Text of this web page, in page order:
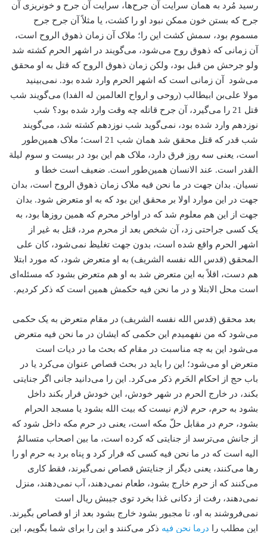
رسید مُرد به همان سرایت آن جرح‌ها، سرایت آن جرح و خونریزی آن
جرح که بستن خون ممکن نبود او را کشت، یا مثلاً آن جرح جرح
مسموم بود، سمش کشت این را؛ ملاک آن زمان ذهوق الروح است،
آن زمانی که ذهوق روح می‌شود، می‌گویند در اشهر الحرم کشته شد
ولو جرحش من قبل بود، ولکن زمان ذهوق الروح که قتل به او محقق
می‌شود آن زمانی است که اشهر الحرم وارد شده بود. نمی‌بینید
مولا علی‌بن ابیطالب (روحی و ارواح العالمین له الفدا) می‌گویند شب
قتل 21 را می‌گیرد، آن جرح قاتله چه وقت وارد شده بود؟ شب
نوزدهم وارد شده بود، نمی‌گوید شب نوزدهم کشته شد، می‌گویند
شب قدر که قتل محقق شد همان شب 21 است؛ ملاک همین‌طور
است، یعنی سه روز فرق دارد، ملاک هم این بود در بیست و سوم لیلة
القدر است. عند الانسان همین‌طور است. ضعیف است خطا و
نسیان. بدان جهت در ما نحن فیه ملاک زمان ذهوق الروح است، بدان
جهت در این موارد اولا بر محقق این بود که به او متعرض شود. بدان
جهت از این هم معلوم شد که در اواخر محرم که همین روزها بود، به
یک کسی جراحتی زد، آن شخص بعد از محرم مرد، قتل به غیر از
اشهر الحرم واقع شده است، بدون جهت تغلیظ نمی‌شود، کان علی
المحقق (قدس الله نفسه الشریف) به او متعرض شود، که مورد ابتلا
هم دست، اقلاً به این متعرض شد به او هم متعرض بشود که مسئله‌ای
است محل الابتلا و در ما نحن فیه حکمش همین است که ذکر کردیم.
بعد محقق (قدس الله نفسه الشریف) در مقام متعرض به یک حکمی
می‌شود که من نفهمیدم این حکمی که ایشان در ما نحن فیه متعرض
می‌شود این به چه مناسبت در مقام که بحث ما در دیات است
متعرض او می‌شود؛ این را باید در بحث قصاص عنوان می‌کرد یا در
باب حج از احکام الحَرم ذکر می‌کرد. این را می‌دانید جانی اگر جنایتی
بکند، در خارج الحرم در شهر خودش، این خودش فرار بکند داخل
بشود به حرم، حرم لازم نیست که بیت الله بشود یا مسجد الحرام
بشود، حرم در مقابل حلّ مکه است، یعنی در حرم مکه داخل شود که
از جانش می‌ترسد از جنایتی که کرده است، ما بین اصحاب متسالمٌ
الیه است که در ما نحن فیه کسی که فرار کرد و پناه برد به حرم او را
رها می‌کنند، یعنی دیگر از جنایتش قصاص نمی‌گیرند، فقط کاری
می‌کنند که از حرم خارج بشود، طعام نمی‌دهند، آب نمی‌دهند، منزل
نمی‌دهند، رفت از دکانی غذا بخرد توی جیبش ریال است
نمی‌فروشند به او، تا مجبور بشود خارج بشود بعد از او قصاص بگیرند.
این مطلب را
درما نحن فیه ذکر می‌کنند و این را برای شما بگویم، این